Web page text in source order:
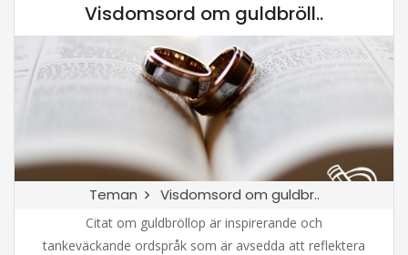
Visdomsord om guldbröll..
Teman Visdomsord om guldbr..
Citat om guldbröllop är inspirerande och
tankeväckande ordspråk som är avsedda att reflektera